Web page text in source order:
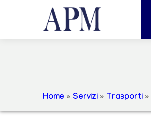
Home » Servizi » Trasporti »